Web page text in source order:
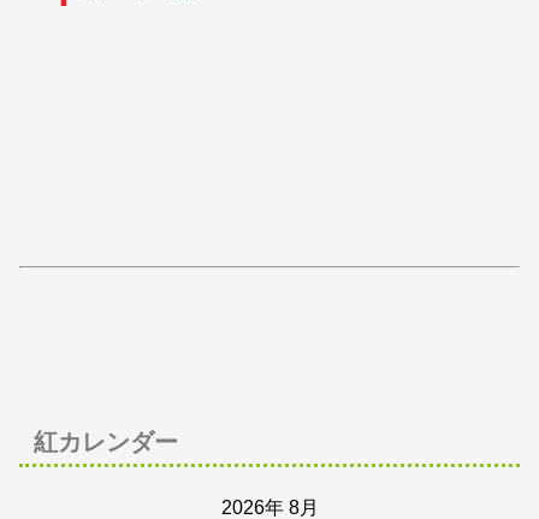
紅カレンダー
2026年 8月